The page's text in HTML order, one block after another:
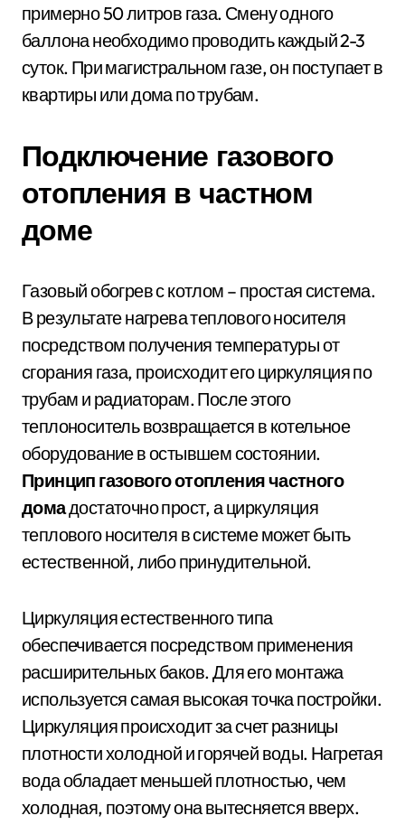
примерно 50 литров газа. Смену одного
баллона необходимо проводить каждый 2-3
суток. При магистральном газе, он поступает в
квартиры или дома по трубам.
Подключение газового
отопления в частном
доме
Газовый обогрев с котлом – простая система.
В результате нагрева теплового носителя
посредством получения температуры от
сгорания газа, происходит его циркуляция по
трубам и радиаторам. После этого
теплоноситель возвращается в котельное
оборудование в остывшем состоянии.
Принцип газового отопления частного
домадостаточно прост, а циркуляция
теплового носителя в системе может быть
естественной, либо принудительной.
Циркуляция естественного типа
обеспечивается посредством применения
расширительных баков. Для его монтажа
используется самая высокая точка постройки.
Циркуляция происходит за счет разницы
плотности холодной и горячей воды. Нагретая
вода обладает меньшей плотностью, чем
холодная, поэтому она вытесняется вверх.